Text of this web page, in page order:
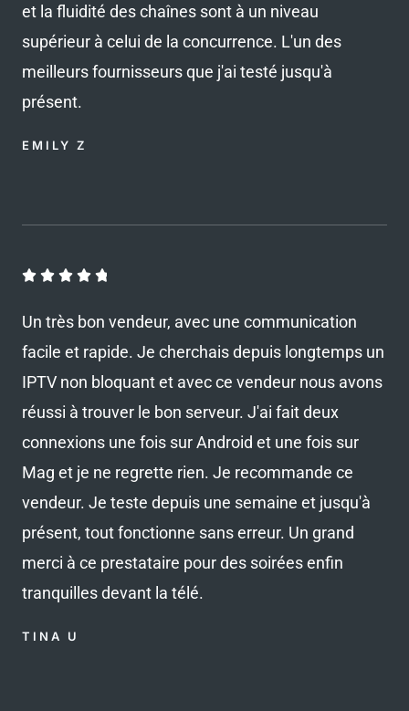
5
r
et la fluidité des chaînes sont à un niveau
supérieur à celui de la concurrence. L'un des
meilleurs fournisseurs que j'ai testé jusqu'à
présent.
EMILY Z
    
t
é
4
.
r
5
Un très bon vendeur, avec une communication
facile et rapide. Je cherchais depuis longtemps un
IPTV non bloquant et avec ce vendeur nous avons
réussi à trouver le bon serveur. J'ai fait deux
connexions une fois sur Android et une fois sur
Mag et je ne regrette rien. Je recommande ce
vendeur. Je teste depuis une semaine et jusqu'à
présent, tout fonctionne sans erreur. Un grand
merci à ce prestataire pour des soirées enfin
tranquilles devant la télé.
TINA U